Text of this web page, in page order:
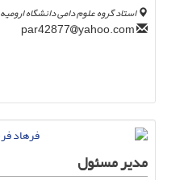
استاد گروه علوم دامی دانشگاه ارومیه
yahoo.com
مدیر مسئول